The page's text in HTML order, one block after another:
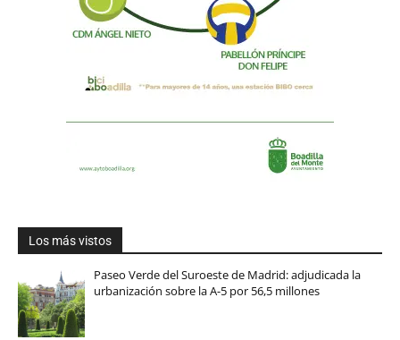
Los más vistos
Paseo Verde del Suroeste de Madrid: adjudicada la
urbanización sobre la A-5 por 56,5 millones